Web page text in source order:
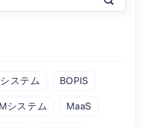
ステム BOPIS
システム MaaS